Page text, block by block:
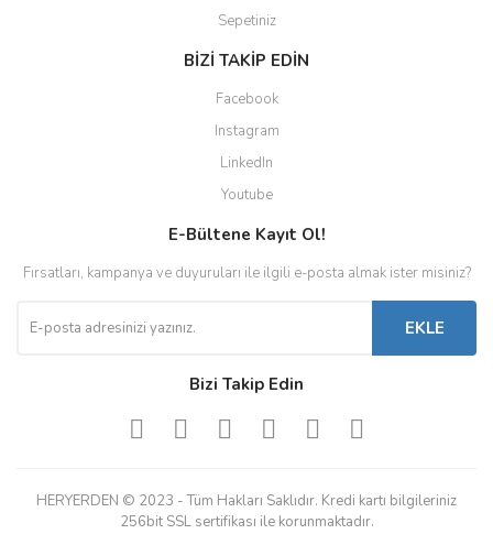
Sepetiniz
BİZİ TAKİP EDİN
Facebook
Instagram
LinkedIn
Youtube
E-Bültene Kayıt Ol!
Fırsatları, kampanya ve duyuruları ile ilgili e-posta almak ister misiniz?
EKLE
Bizi Takip Edin
HERYERDEN © 2023 - Tüm Hakları Saklıdır. Kredi kartı bilgileriniz
256bit SSL sertifikası ile korunmaktadır.